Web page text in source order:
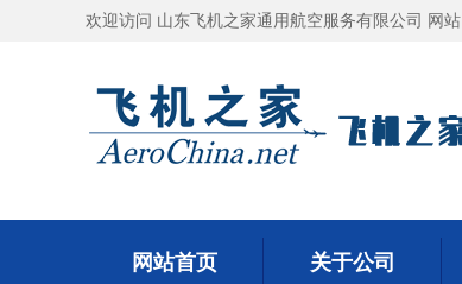
欢迎访问 山东飞机之家通用航空服务有限公司 网站
网站首页 关于公司